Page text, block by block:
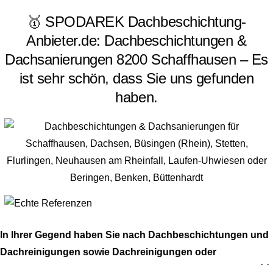
🥇 SPODAREK Dachbeschichtung-
Anbieter.de: Dachbeschichtungen &
Dachsanierungen 8200 Schaffhausen – Es
ist sehr schön, dass Sie uns gefunden
haben.
In Ihrer Gegend haben Sie nach Dachbeschichtungen und
Dachreinigungen sowie Dachreinigungen oder